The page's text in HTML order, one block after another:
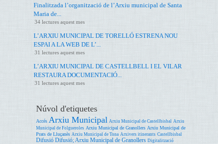
Finalitzada l’organització de l’Arxiu municipal de Santa
Maria de...
34 lectures aquest mes
L’ARXIU MUNICIPAL DE TORELLÓ ESTRENA NOU
ESPAI A LA WEB DE L’...
31 lectures aquest mes
L’ARXIU MUNICIPAL DE CASTELLBELL I EL VILAR
RESTAURA DOCUMENTACIÓ...
31 lectures aquest mes
Núvol d'etiquetes
Accés Arxiu Municipal Arxiu Municipal de Castellbisbal Arxiu
Municipal de Folgueroles Arxiu Municipal de Granollers Arxiu Municipal de
Prats de Lluçanès Arxiu Municipal de Tona Arxivers itinerants Castellbisbal
Difusió Difusió; Arxiu Municipal de Granollers Digitalització